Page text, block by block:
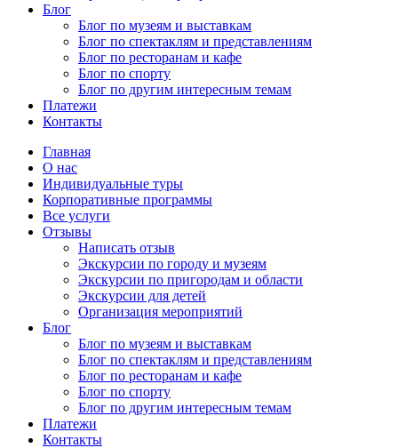
Блог
Блог по музеям и выставкам
Блог по спектаклям и представлениям
Блог по ресторанам и кафе
Блог по спорту
Блог по другим интересным темам
Платежи
Контакты
Главная
О нас
Индивидуальные туры
Корпоративные программы
Все услуги
Отзывы
Написать отзыв
Экскурсии по городу и музеям
Экскурсии по пригородам и области
Экскурсии для детей
Организация мероприятий
Блог
Блог по музеям и выставкам
Блог по спектаклям и представлениям
Блог по ресторанам и кафе
Блог по спорту
Блог по другим интересным темам
Платежи
Контакты